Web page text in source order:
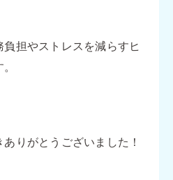
担やストレスを減らすヒ
りがとうございました！